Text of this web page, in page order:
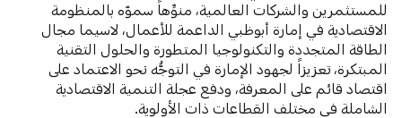
للمستثمرين والشركات العالمية، منوِّهاً سموّه بالمنظومة
الاقتصادية في إمارة أبوظبي الداعمة للأعمال، لاسيما مجال
الطاقة المتجددة والتكنولوجيا المتطورة والحلول التقنية
المبتكرة، تعزيزاً لجهود الإمارة في التوجُّه نحو الاعتماد على
اقتصاد قائم على المعرفة، ودفع عجلة التنمية الاقتصادية
الشاملة في مختلف القطاعات ذات الأولوية.